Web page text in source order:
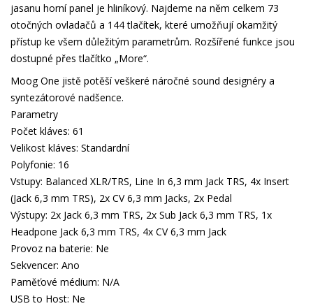
jasanu horní panel je hliníkový. Najdeme na něm celkem 73
otočných ovladačů a 144 tlačítek, které umožňují okamžitý
přístup ke všem důležitým parametrům. Rozšířené funkce jsou
dostupné přes tlačítko „More“.
Moog One jistě potěší veškeré náročné sound designéry a
syntezátorové nadšence.
Parametry
Počet kláves: 61
Velikost kláves: Standardní
Polyfonie: 16
Vstupy: Balanced XLR/TRS, Line In 6,3 mm Jack TRS, 4x Insert
(Jack 6,3 mm TRS), 2x CV 6,3 mm Jacks, 2x Pedal
Výstupy: 2x Jack 6,3 mm TRS, 2x Sub Jack 6,3 mm TRS, 1x
Headpone Jack 6,3 mm TRS, 4x CV 6,3 mm Jack
Provoz na baterie: Ne
Sekvencer: Ano
Paměťové médium: N/A
USB to Host: Ne